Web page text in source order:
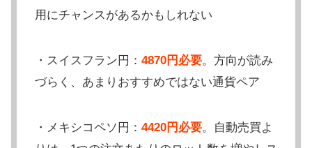
用にチャンスがあるかもしれない
・スイスフラン円： 4870円必要。方向が読み
づらく、あまりおすすめではない通貨ペア
・メキシコペソ円： 4420円必要。自動売買よ